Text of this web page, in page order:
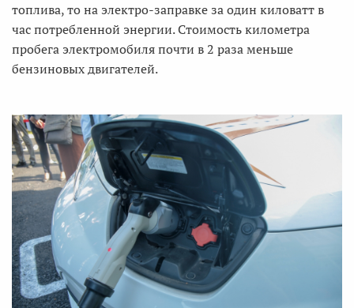
топлива, то на электро-заправке за один киловатт в
час потребленной энергии. Стоимость километра
пробега электромобиля почти в 2 раза меньше
бензиновых двигателей.